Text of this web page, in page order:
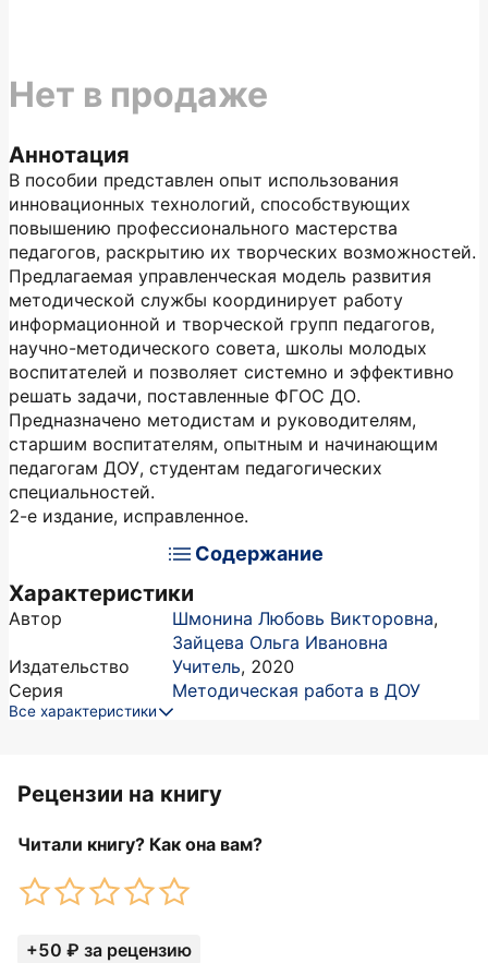
Аннотация
В пособии представлен опыт использования
инновационных технологий, способствующих
повышению профессионального мастерства
педагогов, раскрытию их творческих возможностей.
Предлагаемая управленческая модель развития
методической службы координирует работу
информационной и творческой групп педагогов,
научно-методического совета, школы молодых
воспитателей и позволяет системно и эффективно
решать задачи, поставленные ФГОС ДО.
Предназначено методистам и руководителям,
старшим воспитателям, опытным и начинающим
педагогам ДОУ, студентам педагогических
специальностей.
2-е издание, исправленное.
Содержание
Характеристики
Автор Шмонина Любовь Викторовна,
Зайцева Ольга Ивановна
Издательство
Учитель, 2020
Серия
Методическая работа в ДОУ
Все характеристики
Нет в продаже
Рецензии на книгу
Читали книгу? Как она вам?
+50 ₽ за рецензию